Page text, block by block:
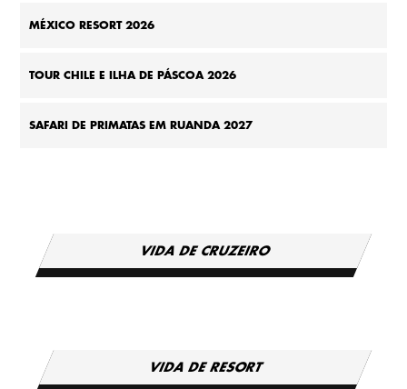
MÉXICO RESORT 2026
TOUR CHILE E ILHA DE PÁSCOA 2026
SAFARI DE PRIMATAS EM RUANDA 2027
VIDA DE CRUZEIRO
VIDA DE RESORT